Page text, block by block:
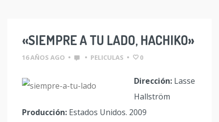
«SIEMPRE A TU LADO, HACHIKO»
16 AÑOS AGO • • PELICULAS • 0
Dirección: Lasse
Hallström
Producción: Estados Unidos. 2009